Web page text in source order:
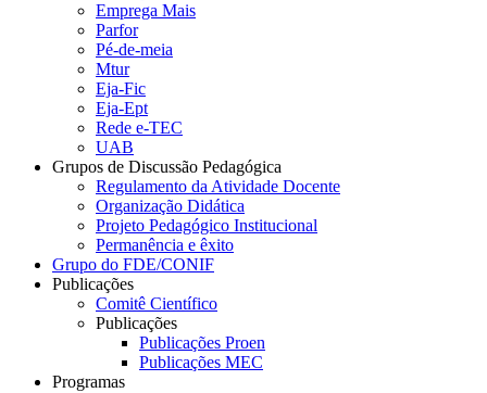
Emprega Mais
Parfor
Pé-de-meia
Mtur
Eja-Fic
Eja-Ept
Rede e-TEC
UAB
Grupos de Discussão Pedagógica
Regulamento da Atividade Docente
Organização Didática
Projeto Pedagógico Institucional
Permanência e êxito
Grupo do FDE/CONIF
Publicações
Comitê Científico
Publicações
Publicações Proen
Publicações MEC
Programas